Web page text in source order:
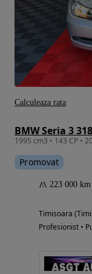
BMW Seria 3
Promovat
223 000 km
Timisoara
Profesionist •
Calculeaza rata